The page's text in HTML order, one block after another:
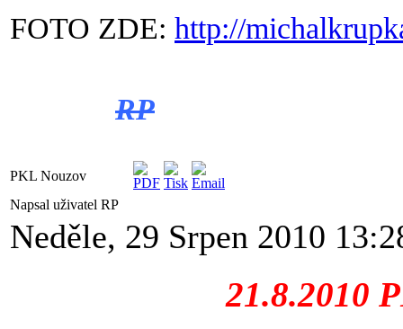
FOTO ZDE: http://
RP
PKL Nouzov
Napsal uživatel RP
Neděle, 29 Srpen 2010
21.8.2010 PKL